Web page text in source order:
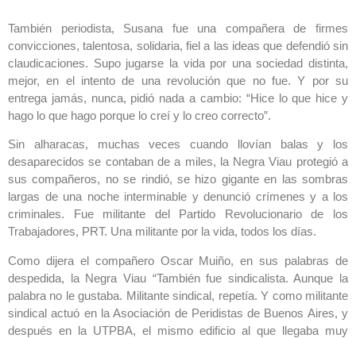
También periodista, Susana fue una compañera de firmes
convicciones, talentosa, solidaria, fiel a las ideas que defendió sin
claudicaciones. Supo jugarse la vida por una sociedad distinta,
mejor, en el intento de una revolución que no fue. Y por su
entrega jamás, nunca, pidió nada a cambio: “Hice lo que hice y
hago lo que hago porque lo creí y lo creo correcto”.
Sin alharacas, muchas veces cuando llovían balas y los
desaparecidos se contaban de a miles, la Negra Viau protegió a
sus compañeros, no se rindió, se hizo gigante en las sombras
largas de una noche interminable y denunció crímenes y a los
criminales. Fue militante del Partido Revolucionario de los
Trabajadores, PRT. Una militante por la vida, todos los días.
Como dijera el compañero Oscar Muiño, en sus palabras de
despedida, la Negra Viau “También fue sindicalista. Aunque la
palabra no le gustaba. Militante sindical, repetía. Y como militante
sindical actuó en la Asociación de Peridistas de Buenos Aires, y
después en la UTPBA, el mismo edificio al que llegaba muy